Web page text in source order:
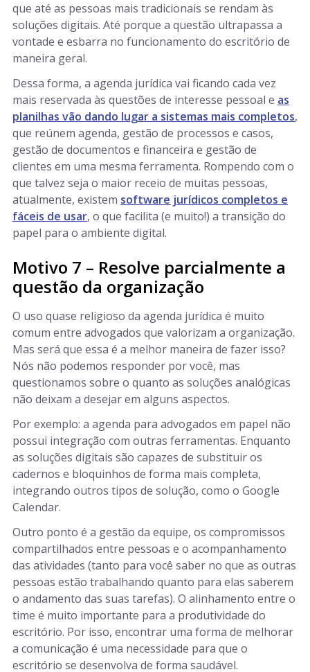
que até as pessoas mais tradicionais se rendam às
soluções digitais. Até porque a questão ultrapassa a
vontade e esbarra no funcionamento do escritório de
maneira geral.
Dessa forma, a agenda jurídica vai ficando cada vez
mais reservada às questões de interesse pessoal e as
planilhas vão dando lugar a sistemas mais completos,
que reúnem agenda, gestão de processos e casos,
gestão de documentos e financeira e gestão de
clientes em uma mesma ferramenta. Rompendo com o
que talvez seja o maior receio de muitas pessoas,
atualmente, existem software jurídicos completos e
fáceis de usar, o que facilita (e muito!) a transição do
papel para o ambiente digital.
Motivo 7 – Resolve parcialmente a
questão da organização
O uso quase religioso da agenda jurídica é muito
comum entre advogados que valorizam a organização.
Mas será que essa é a melhor maneira de fazer isso?
Nós não podemos responder por você, mas
questionamos sobre o quanto as soluções analógicas
não deixam a desejar em alguns aspectos.
Por exemplo: a agenda para advogados em papel não
possui integração com outras ferramentas. Enquanto
as soluções digitais são capazes de substituir os
cadernos e bloquinhos de forma mais completa,
integrando outros tipos de solução, como o Google
Calendar.
Outro ponto é a gestão da equipe, os compromissos
compartilhados entre pessoas e o acompanhamento
das atividades (tanto para você saber no que as outras
pessoas estão trabalhando quanto para elas saberem
o andamento das suas tarefas). O alinhamento entre o
time é muito importante para a produtividade do
escritório. Por isso, encontrar uma forma de melhorar
a comunicação é uma necessidade para que o
escritório se desenvolva de forma saudável.